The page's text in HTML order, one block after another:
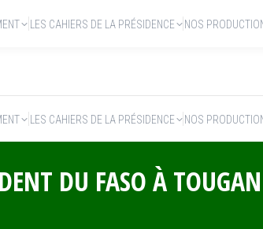
LES CAHIERS DE LA PRÉSIDENCE NOS
DU FASO À
LES CAHIERS DE LA PRÉSIDENCE NOS